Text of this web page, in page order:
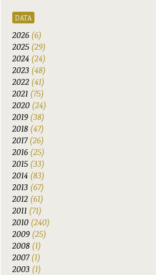
DATA
2026 (6)
2025 (29)
2024 (24)
2023 (48)
2022 (41)
2021 (75)
2020 (24)
2019 (38)
2018 (47)
2017(26)
2016 (25)
2015 (33)
2014 (83)
2013 (67)
2012 (61)
2011 (71)
2010 (240)
2009 (25)
2008 (1)
2007(1)
2003 (1)